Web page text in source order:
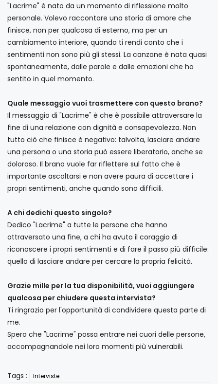
"Lacrime" è nato da un momento di riflessione molto
personale. Volevo raccontare una storia di amore che
finisce, non per qualcosa di esterno, ma per un
cambiamento interiore, quando ti rendi conto che i
sentimenti non sono più gli stessi. La canzone è nata quasi
spontaneamente, dalle parole e dalle emozioni che ho
sentito in quel momento.
Quale messaggio vuoi trasmettere con questo brano?
Il messaggio di "Lacrime" è che è possibile attraversare la
fine di una relazione con dignità e consapevolezza. Non
tutto ciò che finisce è negativo: talvolta, lasciare andare
una persona o una storia può essere liberatorio, anche se
doloroso. Il brano vuole far riflettere sul fatto che è
importante ascoltarsi e non avere paura di accettare i
propri sentimenti, anche quando sono difficili.
A chi dedichi questo singolo?
Dedico "Lacrime" a tutte le persone che hanno
attraversato una fine, a chi ha avuto il coraggio di
riconoscere i propri sentimenti e di fare il passo più difficile:
quello di lasciare andare per cercare la propria felicità.
Grazie mille per la tua disponibilità, vuoi aggiungere
qualcosa per chiudere questa intervista?
Ti ringrazio per l'opportunità di condividere questa parte di
me.
Spero che "Lacrime" possa entrare nei cuori delle persone,
accompagnandole nei loro momenti più vulnerabili.
Tags : Interviste